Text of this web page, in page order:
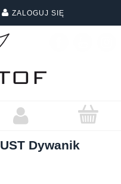
ZALOGUJ SIĘ
Dywanik